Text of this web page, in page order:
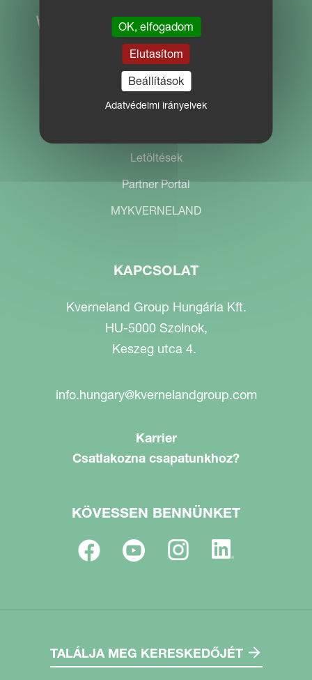
Letöltések
Partner Portal
MYKVERNELAND
KAPCSOLAT
Kverneland Group Hungária Kft.
HU-5000 Szolnok,
Keszeg utca 4.
info.hungary@kvernelandgroup.com
Karrier
Csatlakozna csapatunkhoz?
KÖVESSEN BENNÜNKET
TALÁLJA MEG KERESKEDŐJÉT
OK, elfogadom
Elutasítom
Beállítások
Adatvédelmi irányelvek